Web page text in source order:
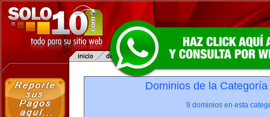
Dominios de la
9 dominios en esta